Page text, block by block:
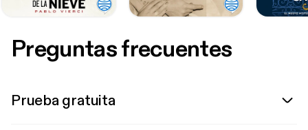
Preguntas frecuentes
Prueba gratuita